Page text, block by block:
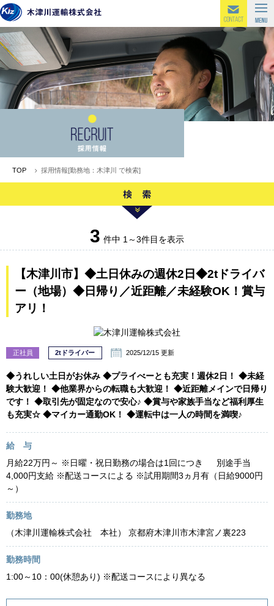
TOP 採用情報[勤務地：木津川 で検索]
3 件中 1～3件目を表示
【木津川市】◆土日休みの週休2日◆2tドライバ
ー（地場）◆日帰り／近距離／未経験OK！賞与
アリ！
正社員 2tドライバー 2025/12/15 更新
◆うれしい土日がお休み ◆プライべーとも充実！週休2日！ ◆未経
験大歓迎！ ◆他業界からの転職も大歓迎！ ◆近距離メインで日帰り
です！ ◆取引先が固定なので安心♪ ◆賞与や家族手当など福利厚生
も充実☆ ◆マイカー通勤OK！ ◆運転中は一人の時間を満喫♪
給 与
月給22万円～ ※日曜・祝日勤務の場合は1回につき 別途手当
4,000円支給 ※配送コースによる ※試用期間3ヵ月有（日給9000円
～）
勤務地
（木津川運輸株式会社 本社） 京都府木津川市木津宮ノ裏223
勤務時間
1:00～10：00(休憩あり) ※配送コースにより異なる